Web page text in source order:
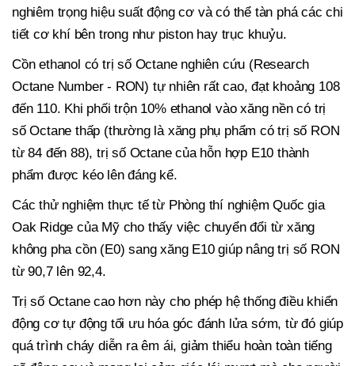
nghiêm trọng hiệu suất động cơ và có thể tàn phá các chi
tiết cơ khí bên trong như piston hay trục khuỷu.
Cồn ethanol có trị số Octane nghiên cứu (Research
Octane Number - RON) tự nhiên rất cao, đạt khoảng 108
đến 110. Khi phối trộn 10% ethanol vào xăng nền có trị
số Octane thấp (thường là xăng phụ phẩm có trị số RON
từ 84 đến 88), trị số Octane của hỗn hợp E10 thành
phẩm được kéo lên đáng kể.
Các thử nghiệm thực tế từ Phòng thí nghiệm Quốc gia
Oak Ridge của Mỹ cho thấy việc chuyển đổi từ xăng
không pha cồn (E0) sang xăng E10 giúp nâng trị số RON
từ 90,7 lên 92,4.
Trị số Octane cao hơn này cho phép hệ thống điều khiển
động cơ tự động tối ưu hóa góc đánh lửa sớm, từ đó giúp
quá trình cháy diễn ra êm ái, giảm thiểu hoàn toàn tiếng